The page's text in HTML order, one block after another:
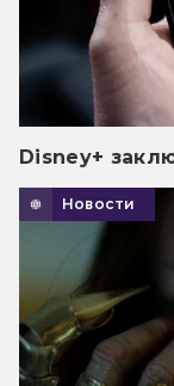
Disney+
Новости